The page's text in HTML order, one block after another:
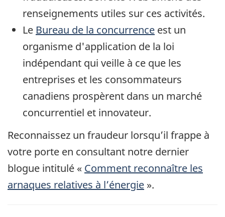
renseignements utiles sur ces activités.
Le Bureau de la concurrence est un
organisme d'application de la loi
indépendant qui veille à ce que les
entreprises et les consommateurs
canadiens prospèrent dans un marché
concurrentiel et innovateur.
Reconnaissez un fraudeur lorsqu’il frappe à
votre porte en consultant notre dernier
blogue intitulé « Comment reconnaître les
arnaques relatives à l’énergie ».